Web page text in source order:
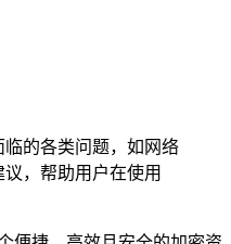
的各类问题，如网络
，帮助用户在使用